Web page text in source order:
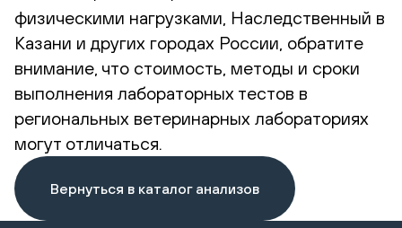
физическими нагрузками, Наследственный в
Казани и других городах России, обратите
внимание, что стоимость, методы и сроки
выполнения лабораторных тестов в
региональных ветеринарных лабораториях
могут отличаться.
Вернуться в каталог анализов